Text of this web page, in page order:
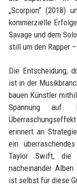
„Scorpion“ (2018)
kommerzielle
Savage und dem
still um den Rapper
Die Entscheidung,
ist in der
bauen Künstler
Spannung
erinnert an
ein
Taylor Swift, die
nacheinander
ist selbst für diese